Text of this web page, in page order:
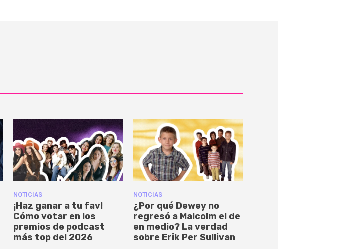
NOTICIAS
¡Haz ganar a tu fav!
Cómo votar en los
premios de podcast
más top del 2026
NOTICIAS
¿Por qué Dewey no
regresó a Malcolm el de
en medio? La verdad
sobre Erik Per Sullivan